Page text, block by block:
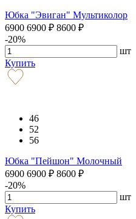
Юбка "Эвиган" Мультиколор
6900 6900 ₽ 8600 ₽
-20%
шт
Купить
46
52
56
Юбка "Пейшон" Молочный
6900 6900 ₽ 8600 ₽
-20%
шт
Купить